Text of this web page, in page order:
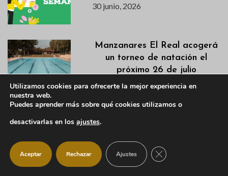
30 junio, 2026
Manzanares El Real acogerá
un torneo de natación el
próximo 26 de julio
30 junio, 2026
Pleno Ordinario del 2 de julio
30 junio, 2026
Utilizamos cookies para ofrecerte la mejor experiencia en
nuestra web.
Puedes aprender más sobre qué cookies utilizamos o
desactivarlas en los ajustes.
Aceptar Rechazar Ajustes CERRAR EL